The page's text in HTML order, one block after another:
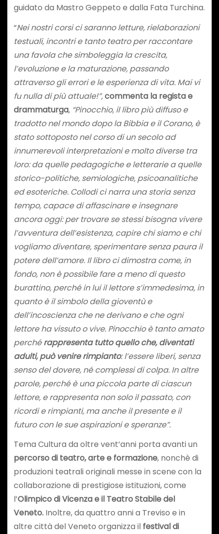
guidato da Mastro Geppeto e dalla Fata Turchina.
“Nei nostri corsi ci saranno letture, rielaborazioni
testuali, incontri e tanto teatro per raccontare
una favola che simboleggia la crescita,
l’evoluzione e la maturazione, passando
attraverso gli errori e le esperienza di vita. Mai vi
fu nulla di più attuale!”,commenta la regista e
drammaturga, “Pinocchio, il libro più diffuso e
tradotto nel mondo dopo la Bibbia e il Corano, è
stato sottoposto nel corso di un secolo ad
innumerevoli interpretazioni e molto diverse tra
loro: da quelle pedagogiche e letterarie a quelle
storico-politiche, semiologiche, psicoanalitiche
ed esoteriche. Collodi ci narra una storia senza
tempo, capace di affascinare e insegnare
ancora oggi: per trovare se stessi bisogna vivere
l’avventura dell’esistenza, capire chi siamo e chi
vogliamo diventare, sperimentare senza paura il
potere dell’amore. Il libro ci dimostra come, in
fondo, non è possibile fare a meno di questo
burattino, perché in lui il lettore s’immedesima, in
quanto è il simbolo della gioventù e
dell’incoscienza che ne derivano e che ogni
lettore ha vissuto o vive. Pinocchio è tanto amato
perchérappresenta tutto quello che, diventati
adulti, può venire rimpianto: l’essere liberi, senza
senso del dovere, né complessi di colpa. In altre
parole, perché è una piccola parte di ciascun
lettore, e rappresenta non solo il passato, con
ricordi e rimpianti, ma anche il presente e il
futuro con le sue aspirazioni e speranze”.
Tema Cultura da oltre vent’anni porta avanti un
percorso di teatro, arte e formazione, nonchè di
produzioni teatrali originali messe in scene con la
collaborazione di prestigiose istituzioni, come
l’Olimpico di Vicenza e il Teatro Stabile del
Veneto.Inoltre, da quattro anni a Treviso e in
altre città del Veneto organizza il festival di